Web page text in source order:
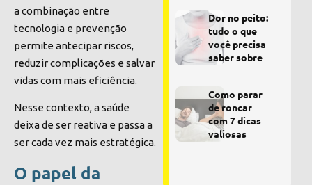
a combinação entre
tecnologia e prevenção
permite antecipar riscos,
reduzir complicações e salvar
vidas com mais eficiência.
Nesse contexto, a saúde
deixa de ser reativa e passa a
ser cada vez mais estratégica.
O papel da
Dor no peito:
tudo o que
você precisa
saber sobre
Como parar
de roncar
com 7 dicas
valiosas